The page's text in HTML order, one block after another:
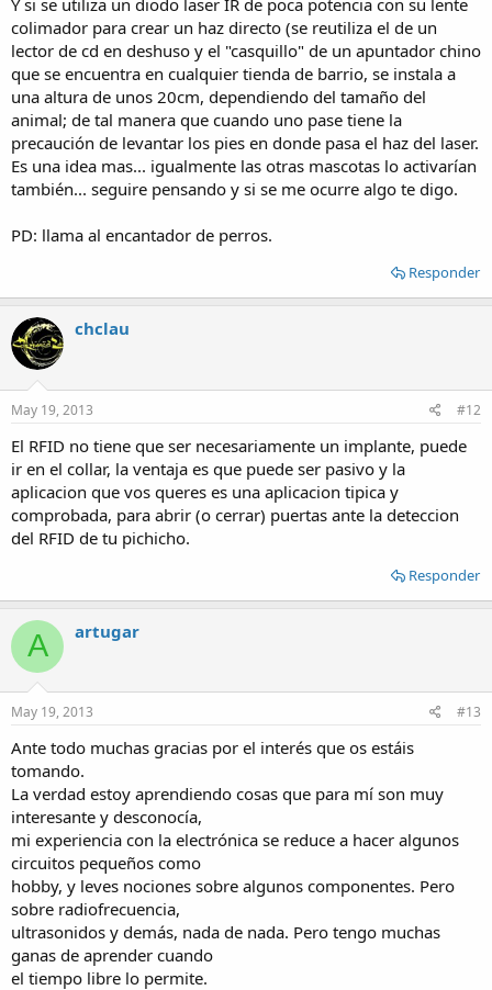
Y si se utiliza un diodo laser IR de poca potencia con su lente
colimador para crear un haz directo (se reutiliza el de un
lector de cd en deshuso y el "casquillo" de un apuntador chino
que se encuentra en cualquier tienda de barrio, se instala a
una altura de unos 20cm, dependiendo del tamaño del
animal; de tal manera que cuando uno pase tiene la
precaución de levantar los pies en donde pasa el haz del laser.
Es una idea mas... igualmente las otras mascotas lo activarían
también... seguire pensando y si se me ocurre algo te digo.
PD: llama al encantador de perros.
Responder
chclau
May 19, 2013 #12
El RFID no tiene que ser necesariamente un implante, puede
ir en el collar, la ventaja es que puede ser pasivo y la
aplicacion que vos queres es una aplicacion tipica y
comprobada, para abrir (o cerrar) puertas ante la deteccion
del RFID de tu pichicho.
Responder
A artugar
May 19, 2013 #13
Ante todo muchas gracias por el interés que os estáis
tomando.
La verdad estoy aprendiendo cosas que para mí son muy
interesante y desconocía,
mi experiencia con la electrónica se reduce a hacer algunos
circuitos pequeños como
hobby, y leves nociones sobre algunos componentes. Pero
sobre radiofrecuencia,
ultrasonidos y demás, nada de nada. Pero tengo muchas
ganas de aprender cuando
el tiempo libre lo permite.